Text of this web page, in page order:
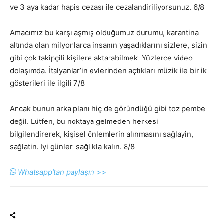
ve 3 aya kadar hapis cezası ile cezalandiriliyorsunuz. 6/8
Amacımız bu karşılaşmış olduğumuz durumu, karantina
altında olan milyonlarca insanın yaşadıklarını sizlere, sizin
gibi çok takipçili kişilere aktarabilmek. Yüzlerce video
dolaşımda. İtalyanlar’in evlerinden açtıkları müzik ile birlik
gösterileri ile ilgili 7/8
Ancak bunun arka planı hiç de göründüğü gibi toz pembe
değil. Lütfen, bu noktaya gelmeden herkesi
bilgilendirerek, kişisel önlemlerin alınmasını sağlayin,
sağlatin. Iyi günler, sağlıkla kalın. 8/8
Whatsapp’tan paylaşın >>